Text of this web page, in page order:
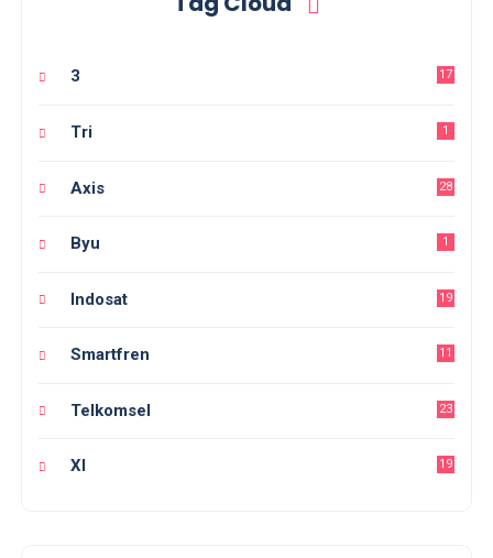
3 17
Tri 1
Axis 28
Byu 1
Indosat 19
Smartfren 11
Telkomsel 23
Xl 19